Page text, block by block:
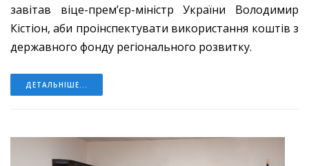
завітав віце-прем’єр-міністр України Володимир
Кістіон, аби проінспектувати використання коштів з
державного фонду регіонального розвитку.
ДЕТАЛЬНІШЕ...